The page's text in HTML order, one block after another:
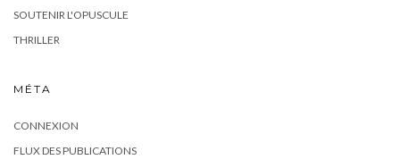
SOUTENIR L'OPUSCULE
THRILLER
MÉTA
CONNEXION
FLUX DES PUBLICATIONS